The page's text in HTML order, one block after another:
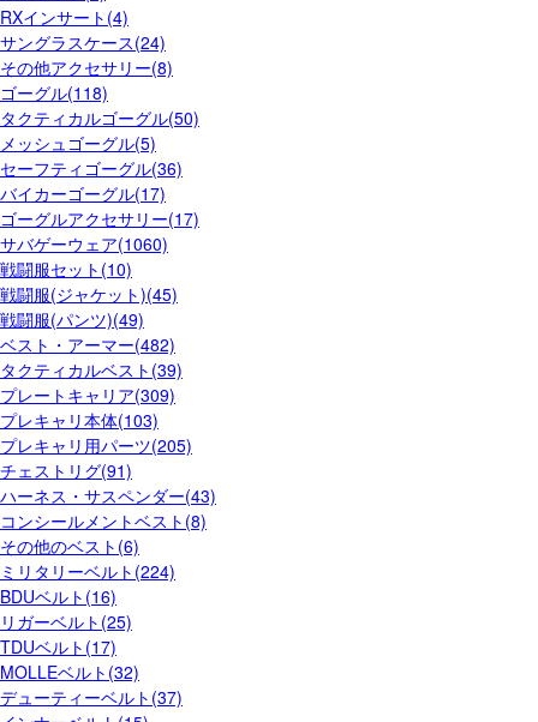
RXインサート(4)
サングラスケース(24)
その他アクセサリー(8)
ゴーグル(118)
タクティカルゴーグル(50)
メッシュゴーグル(5)
セーフティゴーグル(36)
バイカーゴーグル(17)
ゴーグルアクセサリー(17)
サバゲーウェア(1060)
戦闘服セット(10)
戦闘服(ジャケット)(45)
戦闘服(パンツ)(49)
ベスト・アーマー(482)
タクティカルベスト(39)
プレートキャリア(309)
プレキャリ本体(103)
プレキャリ用パーツ(205)
チェストリグ(91)
ハーネス・サスペンダー(43)
コンシールメントベスト(8)
その他のベスト(6)
ミリタリーベルト(224)
BDUベルト(16)
リガーベルト(25)
TDUベルト(17)
MOLLEベルト(32)
デューティーベルト(37)